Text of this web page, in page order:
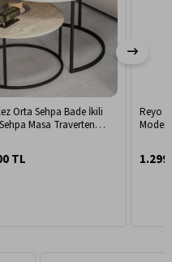
Reyo Falez Yan Sehpa Çok Amaçlı
Modern Tasarım Raflı Salon Koltuk
1.299,00 TL